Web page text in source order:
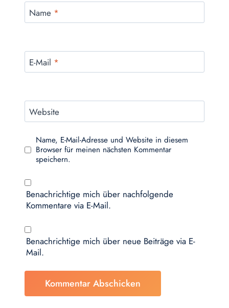
Name *
E-Mail *
Website
Name, E-Mail-Adresse und Website in diesem
Browser für meinen nächsten Kommentar
speichern.
Benachrichtige mich über nachfolgende
Kommentare via E-Mail.
Benachrichtige mich über neue Beiträge via E-
Mail.